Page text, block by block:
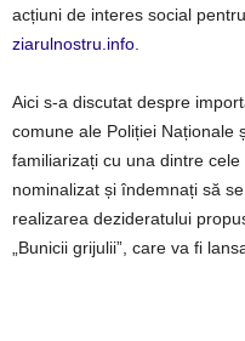
acțiuni de interes social
ziarulnostru.info
Aici s-a discutat despre
comune ale Poliției Naționale
familiarizați cu una dintre
nominalizat și îndemnați să
realizarea dezideratului
„Bunicii grijulii”, care va fi